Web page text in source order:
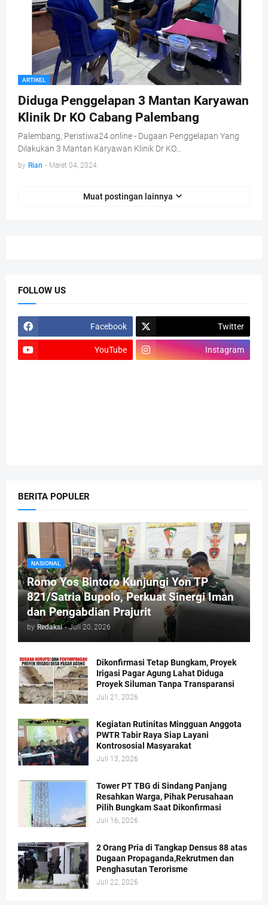
ARTIKEL
Diduga Penggelapan 3 Mantan Karyawan
Klinik Dr KO Cabang Palembang
Palembang, Peristiwa24.online - Dugaan Penggelapan Yang
Dilakukan 3 Mantan Karyawan Klinik Dr KO…
by Rian - Maret 04, 2024
Muat postingan lainnya
FOLLOW US
Facebook Twitter
YouTube Instagram
BERITA POPULER
NASIONAL
Romo Yos Bintoro Kunjungi Yon TP
821/Satria Bupolo, Perkuat Sinergi Iman
dan Pengabdian Prajurit
by Redaksi - Juli 20, 2026
Dikonfirmasi Tetap Bungkam, Proyek
Irigasi Pagar Agung Lahat Diduga
Proyek Siluman Tanpa Transparansi
Juli 21, 2026
Kegiatan Rutinitas Mingguan Anggota
PWTR Tabir Raya Siap Layani
Kontrososial Masyarakat
Juli 13, 2026
Tower PT TBG di Sindang Panjang
Resahkan Warga, Pihak Perusahaan
Pilih Bungkam Saat Dikonfirmasi
Juli 16, 2026
2 Orang Pria di Tangkap Densus 88 atas
Dugaan Propaganda,Rekrutmen dan
Penghasutan Terorisme
Juli 22, 2026